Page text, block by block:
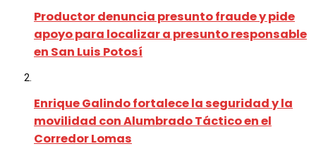
Productor denuncia presunto fraude y pide
apoyo para localizar a presunto responsable
en San Luis Potosí
Enrique Galindo fortalece la seguridad y la
movilidad con Alumbrado Táctico en el
Corredor Lomas